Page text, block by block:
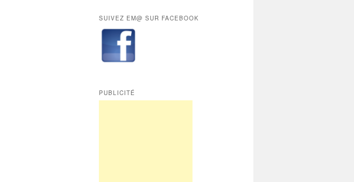
de
Edition
Multimédi@
SUIVEZ EM@ SUR FACEBOOK
PUBLICITÉ